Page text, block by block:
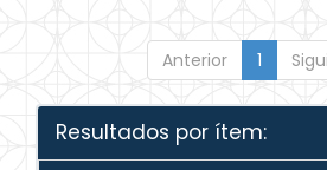
Anterior 1
Resultados por ítem: